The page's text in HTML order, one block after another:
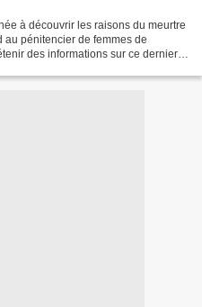
à découvrir les raisons du meurtre
au pénitencier de femmes de
des informations sur ce dernier.